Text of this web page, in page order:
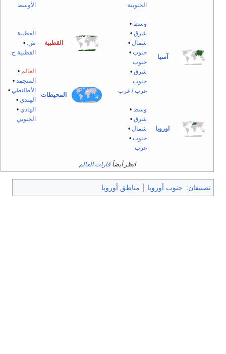
الجنوبية
آسيا
وسط •
شرق •
شمال •
جنوب •
جنوب
شرق •
جنوب
غرب / غرب
اوروبا
وسط •
شرق •
شمال •
جنوب •
غرب
الأوسط
القطبية
القطبية
ش. •
القطبية ج.
المحيطات
العالم •
المتجمد •
الأطلنطي •
الهندي •
الهادي •
الجنوبي
انظر أيضاً قارات العالم
تصنيفان: جنوب أوروپا مناطق أوروپا